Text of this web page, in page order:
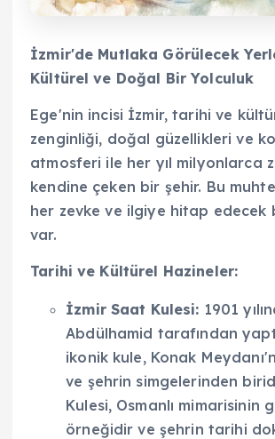
İzmir'de Mutlaka Görülecek
Kültürel ve Doğal Bir Yolculuk
Ege'nin incisi İzmir, tarihi ve
zenginliği, doğal güzellikleri ve
atmosferi ile her yıl milyonlarca
kendine çeken bir şehir. Bu
her zevke ve ilgiye hitap edecek
var.
Tarihi ve Kültürel Hazineler:
İzmir Saat Kulesi: 1901
Abdülhamid tarafından
ikonik kule, Konak
ve şehrin simgelerinden
Kulesi, Osmanlı mimarisinin
örneğidir ve şehrin tarihi